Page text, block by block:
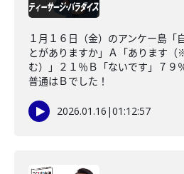
１月１６日（金）のアンケー島「
とがありますか」Ａ「あります
む）」２１％Ｂ「ないです」７９
普通はＢでした！
2026.01.16 |01:12:57